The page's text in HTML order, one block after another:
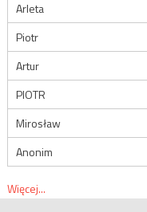
Arleta
Piotr
Artur
PIOTR
Mirosław
Anonim
Więcej...